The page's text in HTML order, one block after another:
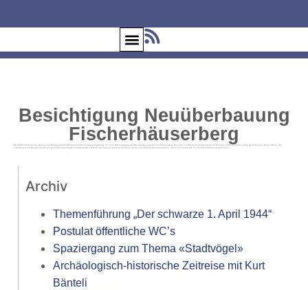
Besichtigung Neuüberbauung
Fischerhäuserberg
Rund 60 Interessierte waren einer Einladung des Einwohnervereins Altstadt gefolgt: Zu einer Besichtigung der Neuüberbauung Fischerhäuserberg, die kurz vor der Vollendung stand; im Sommer 2008 soll alles fertig gestellt sein. Heinz Ulmer, der
zusammen mit Renato Zarotti als Architekt das Projekt verwirklichte, erklärte der interessierten Schar Geschichte und Struktur des Komplexes, der schon heute die Fischerhäuserstrasse dominiert.
Archiv
Themenführung „Der schwarze 1. April 1944“
Postulat öffentliche WC’s
Spaziergang zum Thema «Stadtvögel»
Archäologisch-historische Zeitreise mit Kurt
Bänteli